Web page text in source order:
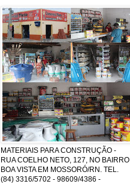
MATERIAIS PARA CONSTRUÇÃO -
RUA COELHO NETO, 127, NO BAIRRO
BOA VISTA EM MOSSORÓ/RN. TEL.
(84) 3316/5702 - 98609/4386 -